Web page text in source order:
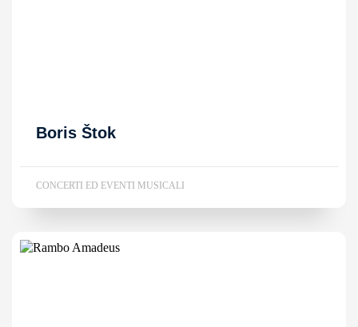
Boris Štok
CONCERTI ED EVENTI MUSICALI